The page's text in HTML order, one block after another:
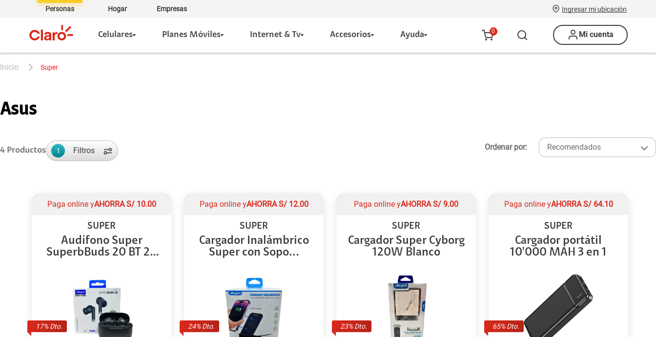
Personas Hogar Empresas Ingresar mi ubicación
Celulares Planes Móviles Internet & Tv Accesorios Ayuda 0 Mi cuenta
super
Asus
4 Productos 1 Filtros Ordenar por: Recomendados
17% Dto.
Paga online yAHORRA S/ 10.00
SUPER
Audífono Super
SuperbBuds 20 BT 20
24% Dto.
Paga online yAHORRA S/ 12.00
SUPER
Cargador Inalámbrico
Super con Sopo...
23% Dto.
Paga online yAHORRA S/ 9.00
SUPER
Cargador Super Cyborg
120W Blanco
65% Dto.
Paga online yAHORRA S/ 64.10
SUPER
Cargador portátil
10'000 MAH 3 en 1